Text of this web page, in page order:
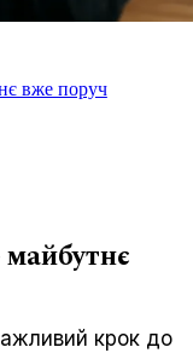
вже поруч
майбутнє
крок до